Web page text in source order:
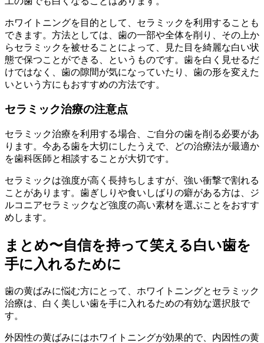
ホワイトニングを目的として、セラミックを利用することも
できます。方法としては、歯の一部や全体を削り、その上か
らセラミックを被せることによって、見た目を綺麗な白い状
態で保つことができる、というものです。歯を白く見せるだ
けではなく、歯の隙間が気になっていたり、歯の形を変えた
いという方にもおすすめの方法です。
セラミック治療の注意点
セラミック治療を利用する場合、ご自分の歯を削る必要があ
ります。今ある歯を大切にしたうえで、どの治療法が最適か
を歯科医師と相談することが大切です。
セラミックは強度が高く長持ちしますが、強い衝撃で割れる
ことがあります。歯ぎしりや食いしばりの癖がある方は、ジ
ルコニアセラミックなど強度の高い素材を選ぶことをおすす
めします。
まとめ〜自信を持って笑える白い歯を
手に入れるために
歯の黄ばみに悩む方にとって、ホワイトニングとセラミック
治療は、白く美しい歯を手に入れるための有効な選択肢で
す。
外因性の黄ばみにはホワイトニングが効果的で、内因性の黄